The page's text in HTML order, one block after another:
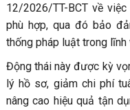
12/2026/TT-BCT về
phù hợp, qua đó bảo
thống pháp luật trong
Động thái này được kỳ
lý hồ sơ, giảm chi phí
nâng cao hiệu quả tận